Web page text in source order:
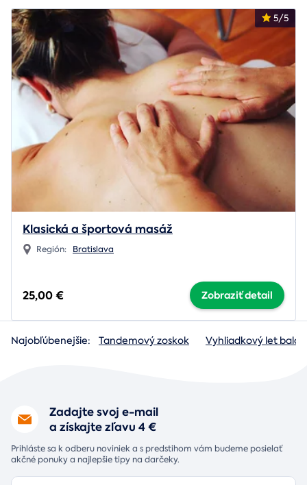
5/5
Klasická a športová masáž
Región: Bratislava
25,00 € Zobraziť detail
Najobľúbenejšie: Tandemový zoskok Vyhliadkový let
Zadajte svoj e-mail
a získajte zľavu 4 €
Prihláste sa k odberu noviniek a s predstihom vám budeme posielať
akčné ponuky a najlepšie tipy na darčeky.